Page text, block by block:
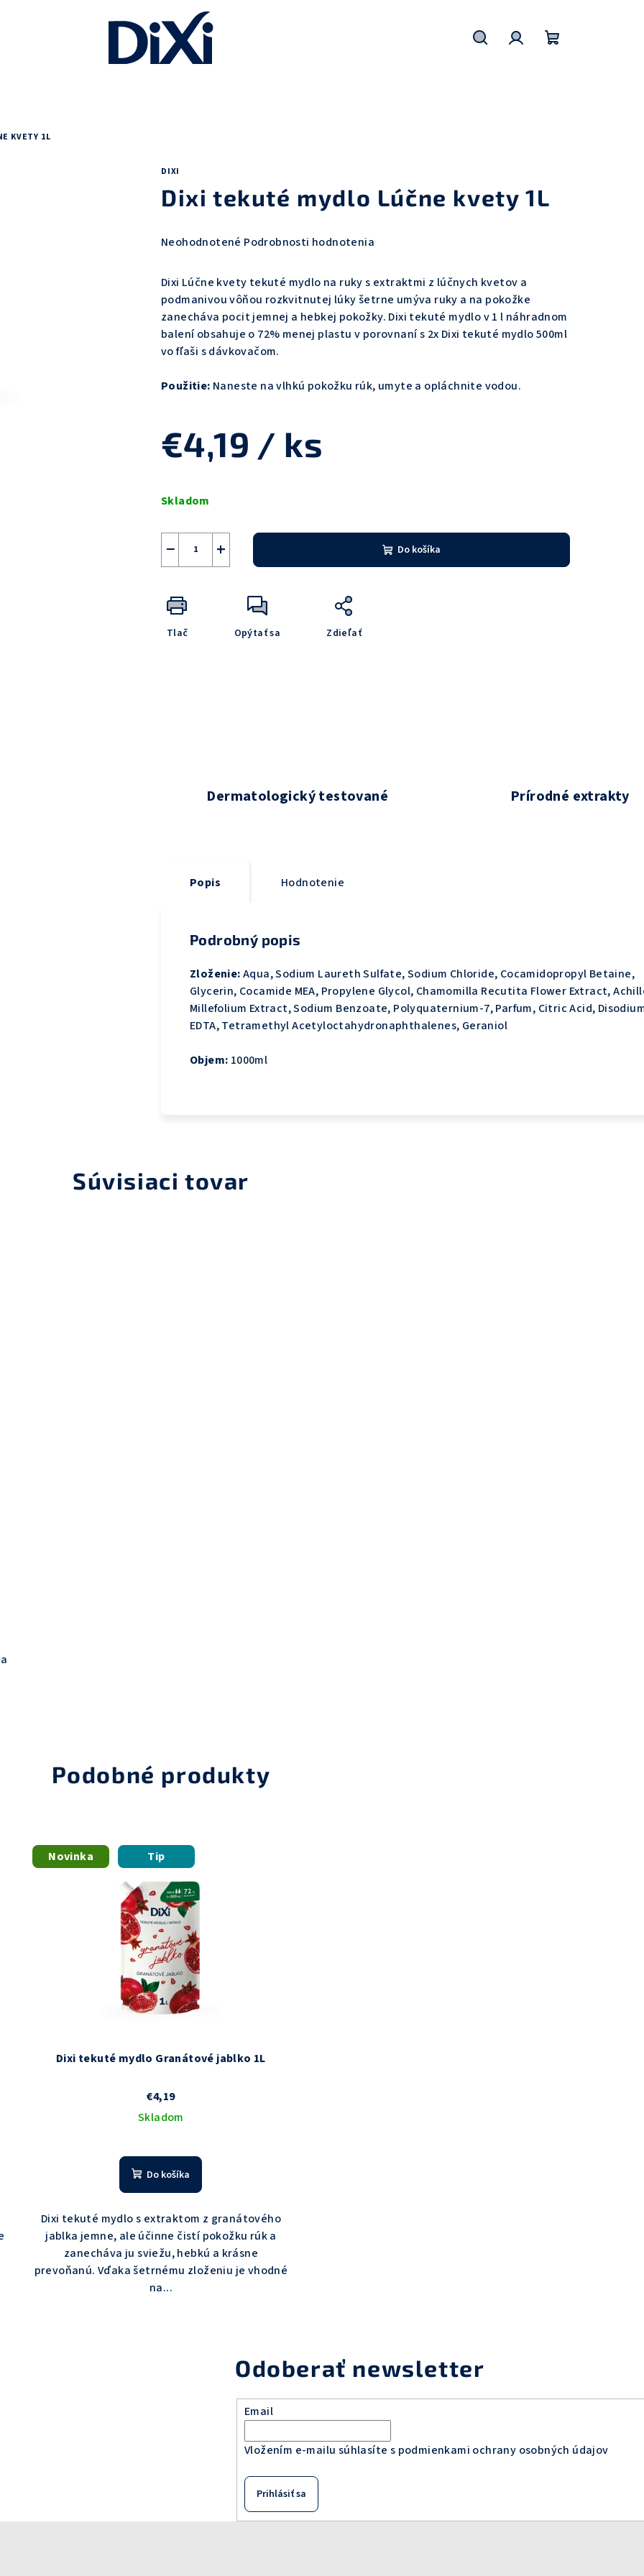
KVETY 1L
DIXI
Dixi tekuté mydlo Lúčne kvety 1L
Priemerné
produktu
0,0
z
Neohodnotené Podrobnosti hodnotenia
Dixi Lúčne kvety tekuté mydlo na ruky s extraktmi z lúčnych kvetov a
podmanivou vôňou rozkvitnutej lúky šetrne umýva ruky a na pokožke
zanecháva pocit jemnej a hebkej pokožky. Dixi tekuté mydlo v 1 l náhradnom
balení obsahuje o 72% menej plastu v porovnaní s 2x Dixi tekuté mydlo 500ml
vo fľaši s dávkovačom.
Použitie: Naneste na vlhkú pokožku rúk, umyte a opláchnite vodou.
€4,19 / ks
cena:
Skladom
+
− Do košíka
Tlač Opýtať sa Zdieľať
Dermatologický testované Prírodné extrakty
Popis Hodnotenie
Podrobný popis
Zloženie:Aqua, Sodium Laureth Sulfate, Sodium Chloride, Cocamidopropyl Betaine,
Glycerin, Cocamide MEA, Propylene Glycol, Chamomilla Recutita Flower Extract,
Millefolium Extract, Sodium Benzoate, Polyquaternium-7, Parfum, Citric Acid,
EDTA, Tetramethyl Acetyloctahydronaphthalenes, Geraniol
Objem: 1000ml
Súvisiaci tovar
Podobné produkty
Novinka Tip
Dixi tekuté mydlo Granátové jablko 1L
€4,19
Skladom
hodnotenie
produktu
je
5,0
5
hviezdičiek.
Do košíka
Dixi tekuté mydlo s extraktom z granátového
jablka jemne, ale účinne čistí pokožku rúk a
zanecháva ju sviežu, hebkú a krásne
prevoňanú. Vďaka šetrnému zloženiu je vhodné
na...
Odoberať newsletter
Email
Vložením e-mailu súhlasíte s podmienkami ochrany osobných údajov
Prihlásiť sa